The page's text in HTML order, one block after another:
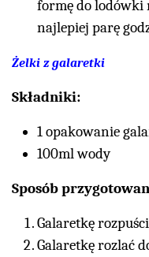
formę do lodówki
najlepiej parę
Żelki z galaretki
Składniki:
1 opakowanie
100ml wody
Sposób
Galaretkę
Galaretkę rozlać